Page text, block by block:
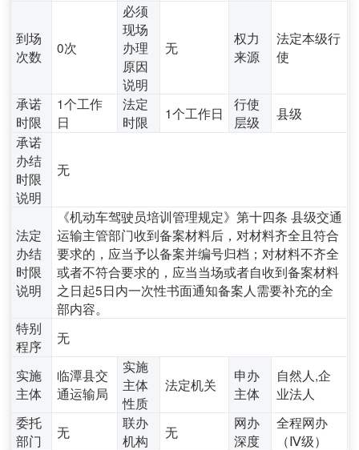
到场
次数
0次
必须
现场
办理
原因
说明
无
权力
来源
法定本级行
使
承诺
时限
1个工作
日
法定
时限
1个工作日
行使
层级
县级
承诺
办结
时限
说明
无
法定
办结
时限
说明
《机动车驾驶员培训管理规定》第十四条 县级交通
运输主管部门收到备案材料后，对材料齐全且符合
要求的，应当予以备案并编号归档；对材料不齐全
或者不符合要求的，应当当场或者自收到备案材料
之日起5日内一次性书面通知备案人需要补充的全
部内容。
特别
程序
无
实施
主体
临潭县交
通运输局
实施
主体
性质
法定机关
申办
主体
自然人,企
业法人
委托
部门
无
联办
机构
无
网办
深度
全程网办
（Ⅳ级）